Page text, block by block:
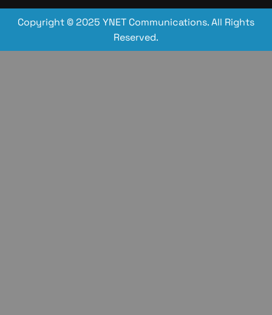
Copyright © 2025 YNET Communications. All Rights
Reserved.